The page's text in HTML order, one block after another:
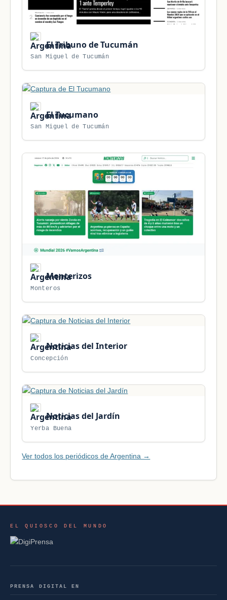
El Tribuno de Tucumán
San Miguel de Tucumán
El Tucumano
San Miguel de Tucumán
Monterizos
Monteros
Noticias del Interior
Concepción
Noticias del Jardín
Yerba Buena
Ver todos los periódicos de Argentina →
EL QUIOSCO DEL MUNDO
PRENSA DIGITAL EN